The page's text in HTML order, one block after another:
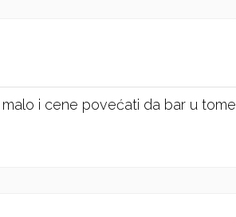
i cene povećati da bar u tome